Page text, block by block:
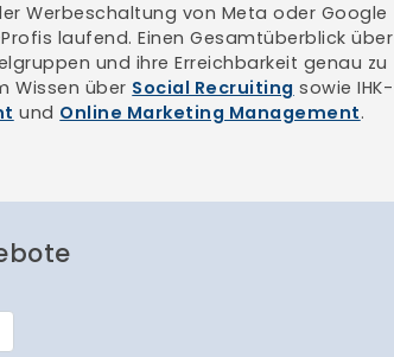
Werbeschaltung von Meta oder Google
laufend. Einen Gesamtüberblick über
und ihre Erreichbarkeit genau zu
Wissen über Social Recruiting sowie IHK-
und Online Marketing Management.